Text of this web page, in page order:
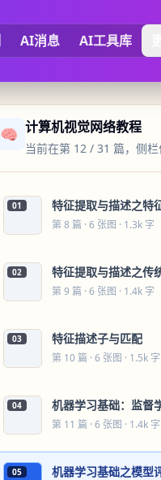
AI消息 AI工具库
🧠 计算机视觉网络教程
当前在第 12 / 31 篇，侧栏
01 特征提取与描述之特
第 8 篇 · 6 张图 · 1.3k 字
02 特征提取与描述之传
第 9 篇 · 6 张图 · 1.4k 字
03 特征描述子与匹配
第 10 篇 · 6 张图 · 1.5k 字
04 机器学习基础：监督
第 11 篇 · 6 张图 · 1.4k 字
05 机器学习基础之模型